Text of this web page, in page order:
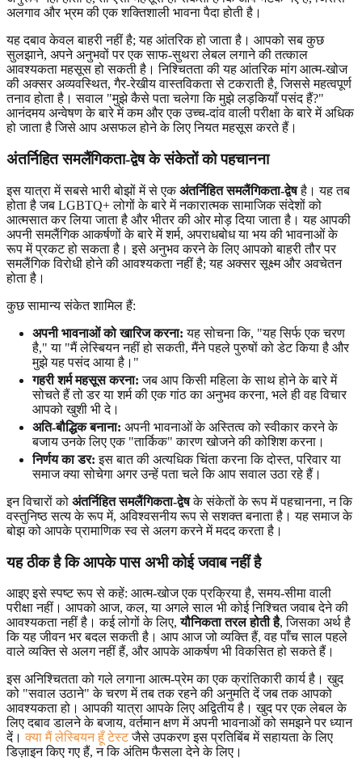
अलगाव और भ्रम की एक शक्तिशाली भावना पैदा होती है।
यह दबाव केवल बाहरी नहीं है; यह आंतरिक हो जाता है। आपको सब कुछ
सुलझाने, अपने अनुभवों पर एक साफ-सुथरा लेबल लगाने की तत्काल
आवश्यकता महसूस हो सकती है। निश्चितता की यह आंतरिक मांग आत्म-खोज
की अक्सर अव्यवस्थित, गैर-रेखीय वास्तविकता से टकराती है, जिससे महत्वपूर्ण
तनाव होता है। सवाल "मुझे कैसे पता चलेगा कि मुझे लड़कियाँ पसंद हैं?"
आनंदमय अन्वेषण के बारे में कम और एक उच्च-दांव वाली परीक्षा के बारे में अधिक
हो जाता है जिसे आप असफल होने के लिए नियत महसूस करते हैं।
अंतर्निहित समलैंगिकता-द्वेष के संकेतों को पहचानना
इस यात्रा में सबसे भारी बोझों में से एकअंतर्निहित समलैंगिकता-द्वेषहै। यह तब
होता है जब LGBTQ+ लोगों के बारे में नकारात्मक सामाजिक संदेशों को
आत्मसात कर लिया जाता है और भीतर की ओर मोड़ दिया जाता है। यह आपकी
अपनी समलैंगिक आकर्षणों के बारे में शर्म, अपराधबोध या भय की भावनाओं के
रूप में प्रकट हो सकता है। इसे अनुभव करने के लिए आपको बाहरी तौर पर
समलैंगिक विरोधी होने की आवश्यकता नहीं है; यह अक्सर सूक्ष्म और अवचेतन
होता है।
कुछ सामान्य संकेत शामिल हैं:
अपनी भावनाओं को खारिज करना: यह सोचना कि, "यह सिर्फ एक चरण
है," या "मैं लेस्बियन नहीं हो सकती, मैंने पहले पुरुषों को डेट किया है और
मुझे यह पसंद आया है।"
गहरी शर्म महसूस करना: जब आप किसी महिला के साथ होने के बारे में
सोचते हैं तो डर या शर्म की एक गांठ का अनुभव करना, भले ही वह विचार
आपको खुशी भी दे।
अति-बौद्धिक बनाना: अपनी भावनाओं के अस्तित्व को स्वीकार करने के
बजाय उनके लिए एक "तार्किक" कारण खोजने की कोशिश करना।
निर्णय का डर: इस बात की अत्यधिक चिंता करना कि दोस्त, परिवार या
समाज क्या सोचेगा अगर उन्हें पता चले कि आप सवाल उठा रहे हैं।
इन विचारों को अंतर्निहित समलैंगिकता-द्वेषके संकेतों के रूप में पहचानना, न कि
वस्तुनिष्ठ सत्य के रूप में, अविश्वसनीय रूप से सशक्त बनाता है। यह समाज के
बोझ को आपके प्रामाणिक स्व से अलग करने में मदद करता है।
यह ठीक है कि आपके पास अभी कोई जवाब नहीं है
आइए इसे स्पष्ट रूप से कहें: आत्म-खोज एक प्रक्रिया है, समय-सीमा वाली
परीक्षा नहीं। आपको आज, कल, या अगले साल भी कोई निश्चित जवाब देने की
आवश्यकता नहीं है। कई लोगों के लिए,यौनिकता तरल होती है, जिसका अर्थ है
कि यह जीवन भर बदल सकती है। आप आज जो व्यक्ति हैं, वह पाँच साल पहले
वाले व्यक्ति से अलग नहीं हैं, और आपके आकर्षण भी विकसित हो सकते हैं।
इस अनिश्चितता को गले लगाना आत्म-प्रेम का एक क्रांतिकारी कार्य है। खुद
को "सवाल उठाने" के चरण में तब तक रहने की अनुमति दें जब तक आपको
आवश्यकता हो। आपकी यात्रा आपके लिए अद्वितीय है। खुद पर एक लेबल के
लिए दबाव डालने के बजाय, वर्तमान क्षण में अपनी भावनाओं को समझने पर ध्यान
दें।क्या मैं लेस्बियन हूँ टेस्टजैसे उपकरण इस प्रतिबिंब में सहायता के लिए
डिज़ाइन किए गए हैं, न कि अंतिम फैसला देने के लिए।